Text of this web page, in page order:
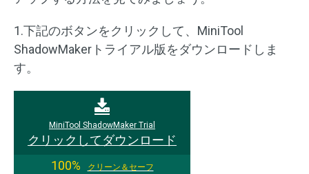
1.下記のボタンをクリックして、MiniTool
ShadowMakerトライアル版をダウンロードしま
す。
MiniTool ShadowMaker Trial
クリックしてダウンロード
100%
クリーン＆セーフ